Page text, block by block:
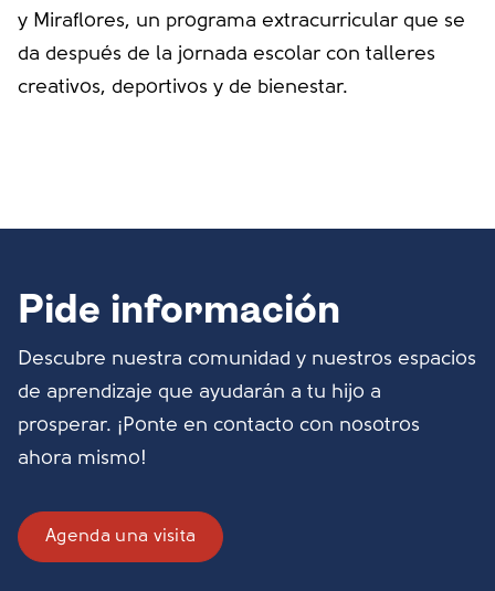
y Miraflores, un programa extracurricular que se
da después de la jornada escolar con talleres
creativos, deportivos y de bienestar.
Pide información
Descubre nuestra comunidad y nuestros espacios
de aprendizaje que ayudarán a tu hijo a
prosperar. ¡Ponte en contacto con nosotros
ahora mismo!
Agenda una visita